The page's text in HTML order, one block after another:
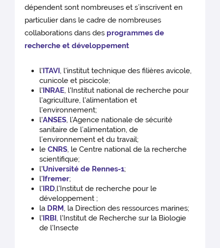
dépendent sont nombreuses et s’inscrivent en
particulier dans le cadre de nombreuses
collaborations dans des programmes de
recherche et développement
l'ITAVI, l'institut technique des filières avicole,
cunicole et piscicole;
l'INRAE, l'Institut national de recherche pour
l'agriculture, l'alimentation et
l'environnement;
l'ANSES, l’Agence nationale de sécurité
sanitaire de l’alimentation, de
l’environnement et du travail;
leCNRS, le Centre national de la recherche
scientifique;
l'Université de Rennes-1;
l'Ifremer;
l'IRD,l'Institut de recherche pour le
développement ;
la DRM, la Direction des ressources marines;
l'IRBI, l'Institut de Recherche sur la Biologie
de l'Insecte